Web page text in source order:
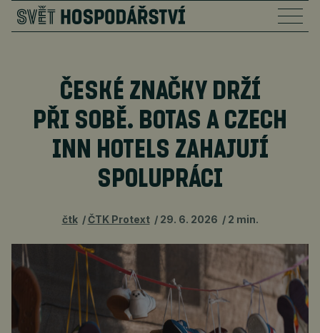
ČESKÉ ZNAČKY DRŽÍ
PŘI SOBĚ. BOTAS A CZECH
INN HOTELS ZAHAJUJÍ
SPOLUPRÁCI
čtk ČTK Protext 29. 6. 2026 2 min.